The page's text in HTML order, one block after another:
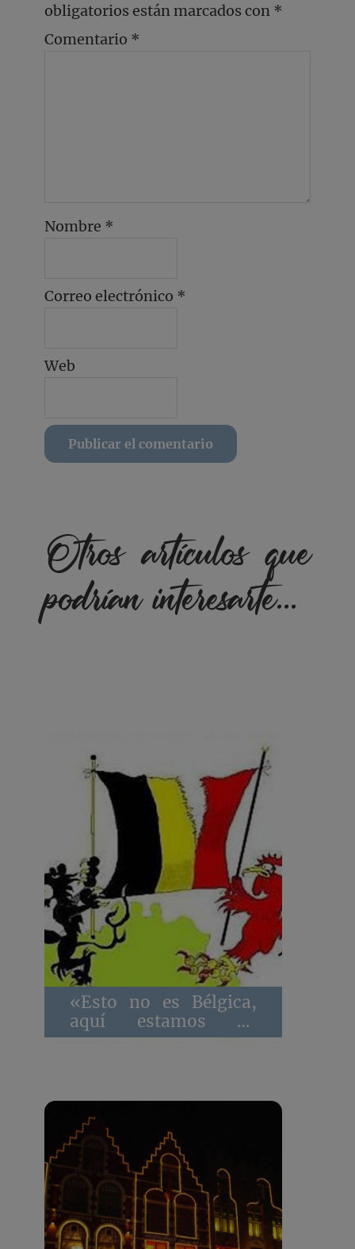
obligatorios están marcados con *
Comentario *
Nombre *
Correo electrónico *
Web
Otros artículos que
podrían interesarte...
«Esto no es Bélgica,
aquí estamos en
Flandes»